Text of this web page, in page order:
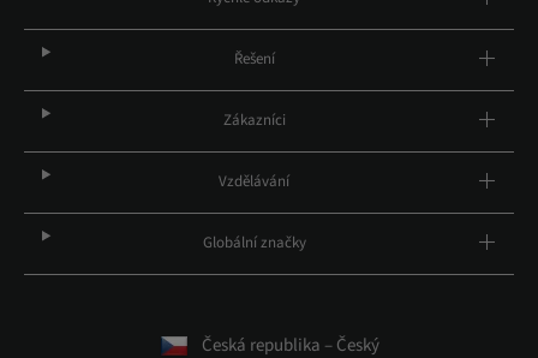
Řešení
Zákazníci
Vzdělávání
Globální značky
Česká republika – Český